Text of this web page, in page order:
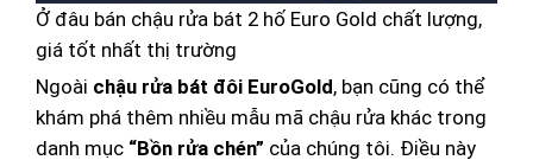
Ở đâu bán chậu rửa bát 2 hố Euro Gold chất lượng,
giá tốt nhất thị trường
Ngoài chậu rửa bát đôi EuroGold, bạn cũng có thể
khám phá thêm nhiều mẫu mã chậu rửa khác trong
danh mục “Bồn rửa chén” của chúng tôi. Điều này